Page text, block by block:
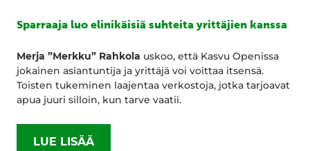
Sparraaja luo elinikäisiä suhteita yrittäjien kanssa
Merja ”Merkku” Rahkola uskoo, että Kasvu Openissa
jokainen asiantuntija ja yrittäjä voi voittaa itsensä.
Toisten tukeminen laajentaa verkostoja, jotka tarjoavat
apua juuri silloin, kun tarve vaatii.
LUE LISÄÄ